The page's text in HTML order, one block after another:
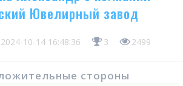
Ювелирный завод
2024-10-14 16:48:36 3 2499
стороны